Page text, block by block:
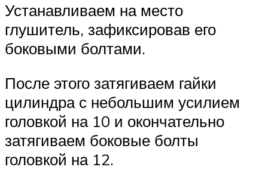
Устанавливаем на место
глушитель, зафиксировав его
боковыми болтами.
После этого затягиваем гайки
цилиндра с небольшим усилием
головкой на 10 и окончательно
затягиваем боковые болты
головкой на 12.